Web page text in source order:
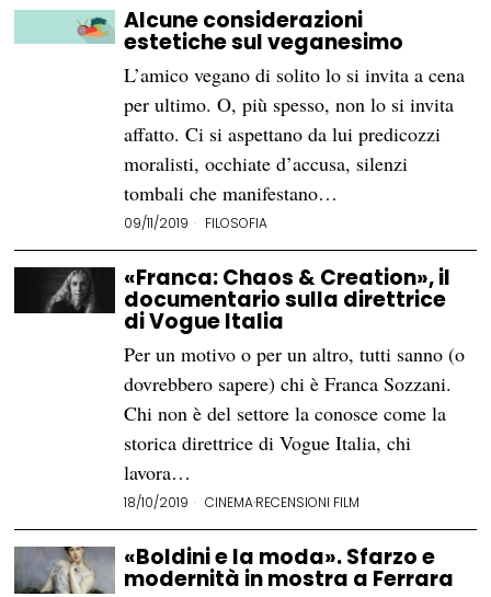
Alcune considerazioni
estetiche sul veganesimo
L’amico vegano di solito lo si invita a cena
per ultimo. O, più spesso, non lo si invita
affatto. Ci si aspettano da lui predicozzi
moralisti, occhiate d’accusa, silenzi
tombali che manifestano…
09/11/2019 FILOSOFIA
«Franca: Chaos & Creation», il
documentario sulla direttrice
di Vogue Italia
Per un motivo o per un altro, tutti sanno (o
dovrebbero sapere) chi è Franca Sozzani.
Chi non è del settore la conosce come la
storica direttrice di Vogue Italia, chi
lavora…
18/10/2019 CINEMA·RECENSIONI FILM
«Boldini e la moda». Sfarzo e
modernità in mostra a Ferrara